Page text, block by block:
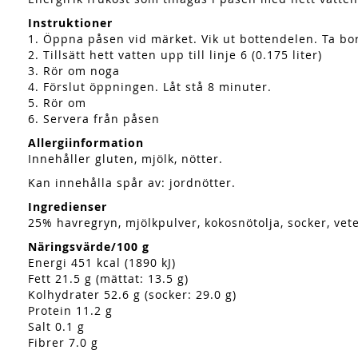
Instruktioner
1. Öppna påsen vid märket. Vik ut bottendelen. Ta
2. Tillsätt hett vatten upp till linje 6 (0.175 liter)
3. Rör om noga
4. Förslut öppningen. Låt stå 8 minuter.
5. Rör om
6. Servera från påsen
Allergiinformation
Innehåller gluten, mjölk, nötter.
Kan innehålla spår av: jordnötter.
Ingredienser
25% havregryn, mjölkpulver, kokosnötolja, socker,
Näringsvärde/100 g
Energi 451 kcal (1890 kJ)
Fett 21.5 g (mättat: 13.5 g)
Kolhydrater 52.6 g (socker: 29.0 g)
Protein 11.2 g
Salt 0.1 g
Fibrer 7.0 g